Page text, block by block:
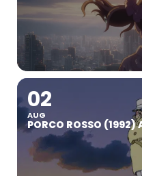
02
AUG
PORCO ROSSO